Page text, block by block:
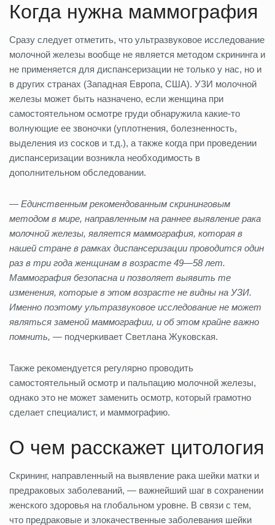
Когда нужна маммография
Сразу следует отметить, что ультразвуковое исследование
молочной железы вообще не является методом скрининга и
не применяется для диспансеризации не только у нас, но и
в других странах (Западная Европа, США). УЗИ молочной
железы может быть назначено, если женщина при
самостоятельном осмотре груди обнаружила какие-то
волнующие ее звоночки (уплотнения, болезненность,
выделения из сосков и т.д.), а также когда при проведении
диспансеризации возникла необходимость в
дополнительном обследовании.
— Единственным рекомендованным скрининговым
методом в мире, направленным на раннее выявление рака
молочной железы, является маммография, которая в
нашей стране в рамках диспансеризации проводится один
раз в три года женщинам в возрасте 49—58 лет.
Маммография безопасна и позволяет выявить те
изменения, которые в этом возрасте не видны на УЗИ.
Именно поэтому ультразвуковое исследование не может
являться заменой маммографии, и об этом крайне важно
помнить, — подчеркивает Светлана Жуковская.
Также рекомендуется регулярно проводить
самостоятельный осмотр и пальпацию молочной железы,
однако это не может заменить осмотр, который грамотно
сделает специалист, и маммографию.
О чем расскажет цитология
Скрининг, направленный на выявление рака шейки матки и
предраковых заболеваний, — важнейший шаг в сохранении
женского здоровья на глобальном уровне. В связи с тем,
что предраковые и злокачественные заболевания шейки